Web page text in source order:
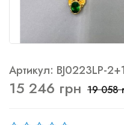
Артикул: BJ0223LP-
15 246 грн 19 058